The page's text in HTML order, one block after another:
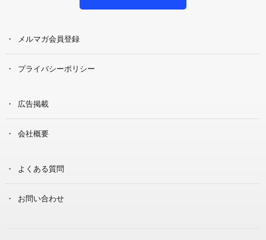
メルマガ会員登録
プライバシーポリシー
広告掲載
会社概要
よくある質問
お問い合わせ